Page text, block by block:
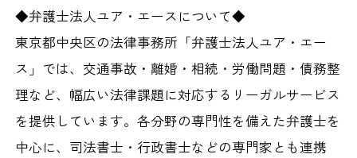
◆弁護士法人ユア・エースについて◆
東京都中央区の法律事務所「弁護士法人ユア・エー
ス」では、交通事故・離婚・相続・労働問題・債務整
理など、幅広い法律課題に対応するリーガルサービス
を提供しています。各分野の専門性を備えた弁護士を
中心に、司法書士・行政書士などの専門家とも連携